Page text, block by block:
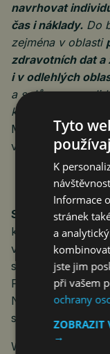
navrhovat
čas i náklady. Do
zejména v oblasti
zdravotních dat a
i v odlehlých
a s důrazem na
kvalitu
MHA, ředitelka
v Praze.
Světový den
kampaň
více než 1
se každý rok 14.
Fredericka
Nobelovy ceny,
s Charlesem
WDD byl založen
Tyto
K
Informace
stránek
a
jste jim
při vašem
ochrany
ZOBRAZIT
→